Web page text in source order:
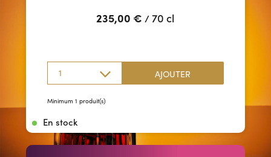
235,00 € /70 cl
1 AJOUTER
Minimum 1 produit(s)
En stock